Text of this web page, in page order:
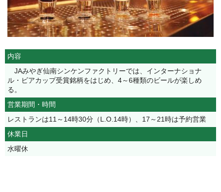
内容
JAみやぎ仙南シンケンファクトリーでは、インターナショナ
ル・ビアカップ受賞銘柄をはじめ、4～6種類のビールが楽しめ
る。
営業期間・時間
レストランは11～14時30分（L.O.14時）、17～21時は予約営業
休業日
水曜休